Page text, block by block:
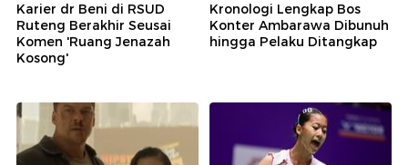
Karier dr Beni di RSUD
Ruteng Berakhir Seusai
Komen 'Ruang Jenazah
Kosong'
Kronologi Lengkap Bos
Konter Ambarawa Dibunuh
hingga Pelaku Ditangkap